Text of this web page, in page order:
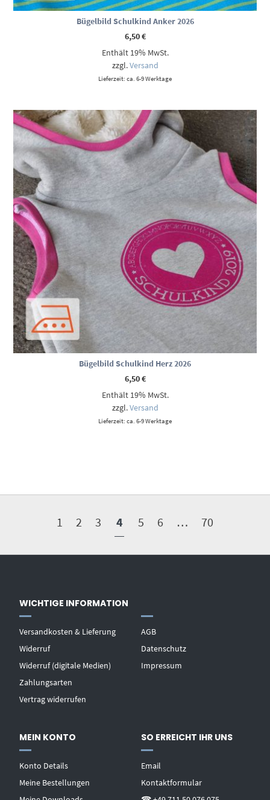
Bügelbild Schulkind Anker 2026
6,50€
Enthält 19% MwSt.
zzgl.Versand
Lieferzeit: ca. 6-9 Werktage
Bügelbild Schulkind Herz 2026
6,50€
Enthält 19% MwSt.
zzgl.Versand
Lieferzeit: ca. 6-9 Werktage
1 2 3 4 5 6 … 70
WICHTIGE INFORMATION
Versandkosten & Lieferung
Widerruf
Widerruf (digitale Medien)
Zahlungsarten
Vertrag widerrufen
AGB
Datenschutz
Impressum
MEIN KONTO
Konto Details
Meine Bestellungen
SO ERREICHT IHR UNS
Email
Kontaktformular